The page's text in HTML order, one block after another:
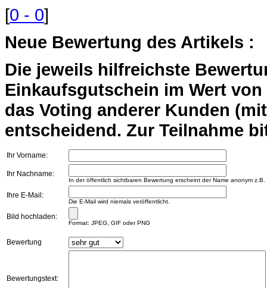
[0 - 0]
Neue Bewertung des Artikels :
Die jeweils hilfreichste
Einkaufsgutschein im Wert
das Voting anderer Kunden
entscheidend. Zur Teilnahme
Ihr Vorname:
Ihr Nachname:
In der öffentlich sichtbaren Bewertung erscheint der Name anonym
Ihre E-Mail:
Die E-Mail wird niemals veröffentlicht.
Bild hochladen:
Format: JPEG, GIF oder PNG
Bewertung
Bewertungstext: